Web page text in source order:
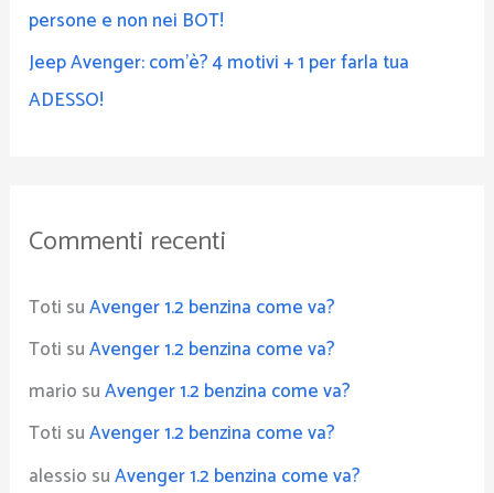
persone e non nei BOT!
Jeep Avenger: com’è? 4 motivi + 1 per farla tua
ADESSO!
Commenti recenti
Toti suAvenger 1.2 benzina come va?
Toti suAvenger 1.2 benzina come va?
mario suAvenger 1.2 benzina come va?
Toti suAvenger 1.2 benzina come va?
alessio suAvenger 1.2 benzina come va?